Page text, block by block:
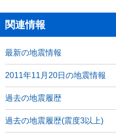
関連情報
最新の地震情報
2011年11月20日の地震情報
過去の地震履歴
過去の地震履歴(震度3以上)